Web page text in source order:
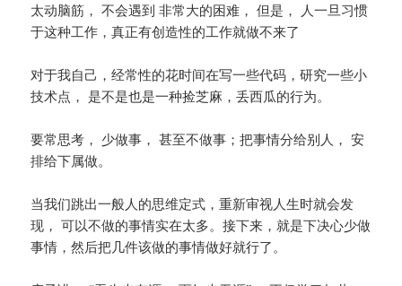
太动脑筋， 不会遇到 非常大的困难， 但是， 人一旦习惯
于这种工作，真正有创造性的工作就做不来了
对于我自己，经常性的花时间在写一些代码，研究一些小
技术点， 是不是也是一种捡芝麻，丢西瓜的行为。
要常思考， 少做事， 甚至不做事；把事情分给别人， 安
排给下属做。
当我们跳出一般人的思维定式，重新审视人生时就会发
现， 可以不做的事情实在太多。接下来，就是下决心少做
事情，然后把几件该做的事情做好就行了。